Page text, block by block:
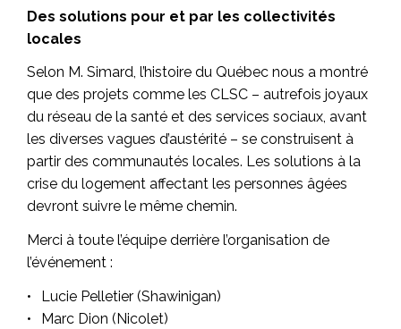
Des solutions pour et par les collectivités
locales
Selon M. Simard, l’histoire du Québec nous a montré
que des projets comme les CLSC – autrefois joyaux
du réseau de la santé et des services sociaux, avant
les diverses vagues d’austérité – se construisent à
partir des communautés locales. Les solutions à la
crise du logement affectant les personnes âgées
devront suivre le même chemin.
Merci à toute l’équipe derrière l’organisation de
l’événement :
Lucie Pelletier (Shawinigan)
Marc Dion (Nicolet)